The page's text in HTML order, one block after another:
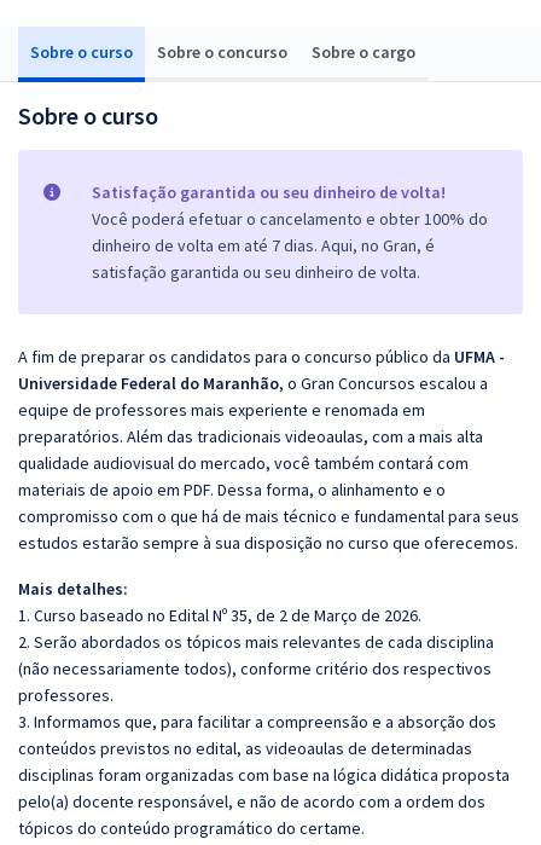
Sobre o curso Sobre o concurso Sobre o cargo
Sobre o curso
Satisfação garantida ou seu dinheiro de volta!
Você poderá efetuar o cancelamento e obter 100% do
dinheiro de volta em até 7 dias. Aqui, no Gran, é
satisfação garantida ou seu dinheiro de volta.
A fim de preparar os candidatos para o concurso público da UFMA -
Universidade Federal do Maranhão, o Gran Concursos escalou a
equipe de professores mais experiente e renomada em
preparatórios. Além das tradicionais videoaulas, com a mais alta
qualidade audiovisual do mercado, você também contará com
materiais de apoio em PDF. Dessa forma, o alinhamento e o
compromisso com o que há de mais técnico e fundamental para seus
estudos estarão sempre à sua disposição no curso que oferecemos.
Mais detalhes:
1. Curso baseado no Edital Nº 35, de 2 de Março de 2026.
2. Serão abordados os tópicos mais relevantes de cada disciplina
(não necessariamente todos), conforme critério dos respectivos
professores.
3. Informamos que, para facilitar a compreensão e a absorção dos
conteúdos previstos no edital, as videoaulas de determinadas
disciplinas foram organizadas com base na lógica didática proposta
pelo(a) docente responsável, e não de acordo com a ordem dos
tópicos do conteúdo programático do certame.